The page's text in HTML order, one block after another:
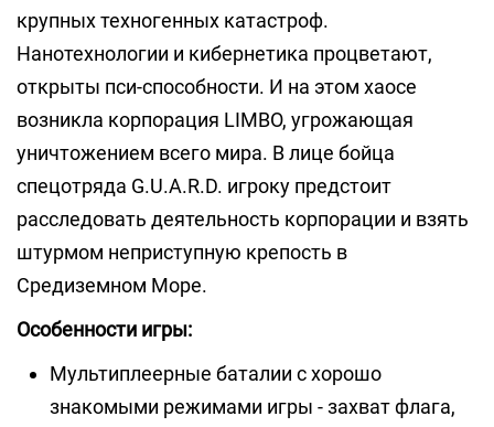
крупных техногенных катастроф.
Нанотехнологии и кибернетика процветают,
открыты пси-способности. И на этом хаосе
возникла корпорация LIMBO, угрожающая
уничтожением всего мира. В лице бойца
спецотряда G.U.A.R.D. игроку предстоит
расследовать деятельность корпорации и взять
штурмом неприступную крепость в
Средиземном Море.
Особенности игры:
Мультиплеерные баталии с хорошо
знакомыми режимами игры - захват флага,